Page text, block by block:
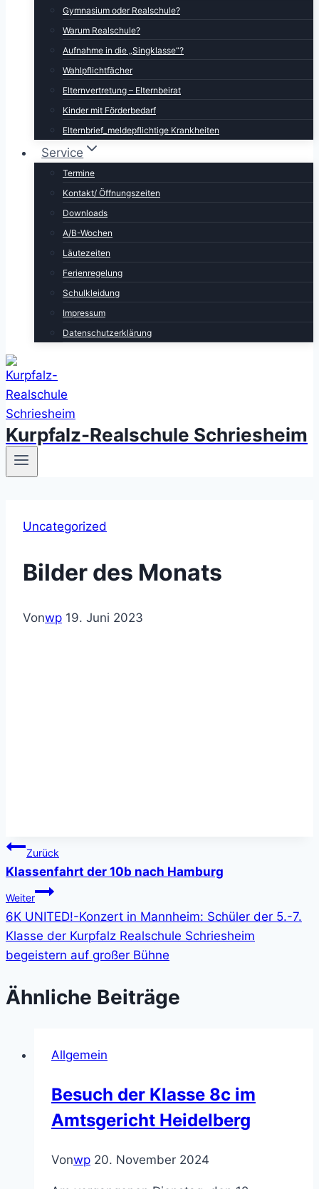
Gymnasium oder Realschule?
Warum Realschule?
Aufnahme in die „Singklasse“?
Wahlpflichtfächer
Elternvertretung – Elternbeirat
Kinder mit Förderbedarf
Elternbrief_meldepflichtige Krankheiten
Service
Termine
Kontakt/ Öffnungszeiten
Downloads
A/B-Wochen
Läutezeiten
Ferienregelung
Schulkleidung
Impressum
Datenschutzerklärung
Kurpfalz-Realschule Schriesheim
Uncategorized
Bilder des Monats
Vonwp 19. Juni 2023
Beitragsnavigation
Zurück
Klassenfahrt der 10b nach Hamburg
Weiter
6K UNITED!-Konzert in Mannheim: Schüler der 5.-7.
Klasse der Kurpfalz Realschule Schriesheim
begeistern auf großer Bühne
Ähnliche Beiträge
Allgemein
Besuch der Klasse 8c im
Amtsgericht Heidelberg
Vonwp 20. November 2024